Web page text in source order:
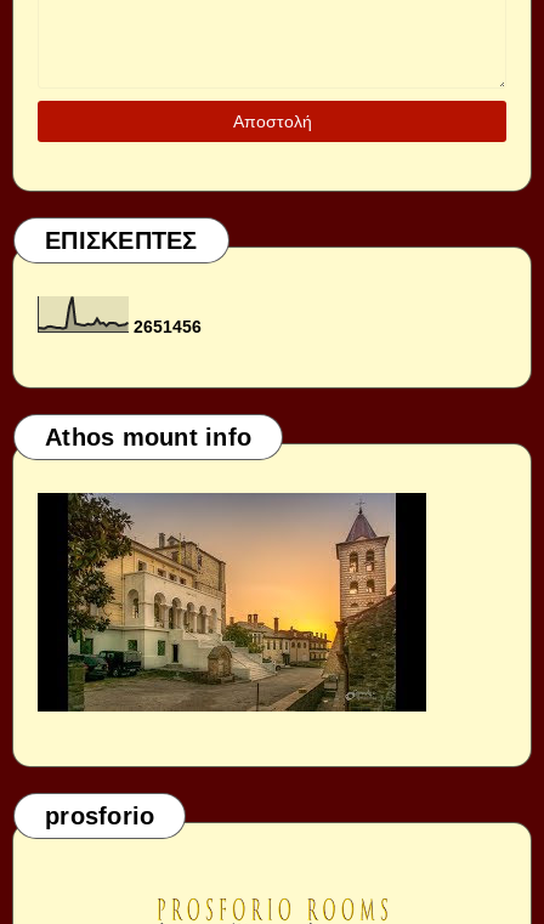
ΕΠΙΣΚΕΠΤΕΣ
2651456
Athos mount info
prosforio